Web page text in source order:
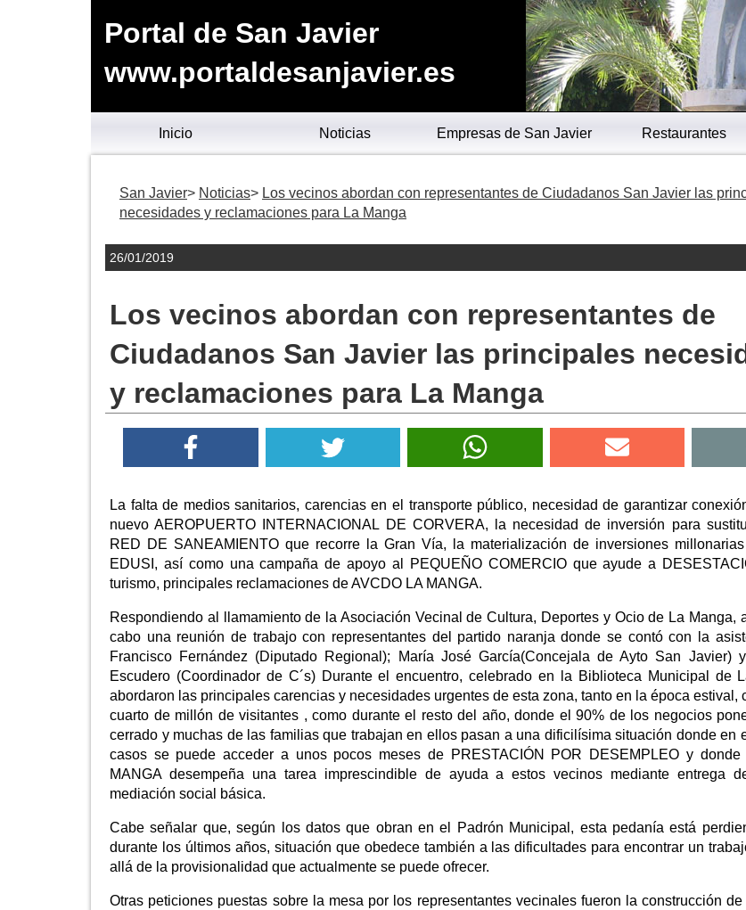
Portal de San Javier
www.portaldesanjavier.es
Inicio Noticias Empresas de San Javier Restaurantes
San Javier Noticias
Los vecinos abordan con representantes de Ciudadanos San Javier las
necesidades y reclamaciones para La Manga
26/01/2019
Los vecinos abordan con representantes de
Ciudadanos San Javier las principales
y reclamaciones para La Manga
La falta de medios sanitarios, carencias en el transporte público, necesidad de garantizar
nuevo AEROPUERTO INTERNACIONAL DE CORVERA, la necesidad de inversión para
RED DE SANEAMIENTO que recorre la Gran Vía, la materialización de inversiones
EDUSI, así como una campaña de apoyo al PEQUEÑO COMERCIO que ayude a
turismo, principales reclamaciones de AVCDO LA MANGA.
Respondiendo al llamamiento de la Asociación Vecinal de Cultura, Deportes y Ocio de La Manga,
cabo una reunión de trabajo con representantes del partido naranja donde se contó con la
Francisco Fernández (Diputado Regional); María José García(Concejala de Ayto San Javier)
Escudero (Coordinador de C´s) Durante el encuentro, celebrado en la Biblioteca Municipal de
abordaron las principales carencias y necesidades urgentes de esta zona, tanto en la época estival,
cuarto de millón de visitantes , como durante el resto del año, donde el 90% de los negocios
cerrado y muchas de las familias que trabajan en ellos pasan a una dificilísima situación donde en
casos se puede acceder a unos pocos meses de PRESTACIÓN POR DESEMPLEO y donde
MANGA desempeña una tarea imprescindible de ayuda a estos vecinos mediante entrega
mediación social básica.
Cabe señalar que, según los datos que obran en el Padrón Municipal, esta pedanía está
durante los últimos años, situación que obedece también a las dificultades para encontrar un
allá de la provisionalidad que actualmente se puede ofrecer.
Otras peticiones puestas sobre la mesa por los representantes vecinales fueron la construcción de